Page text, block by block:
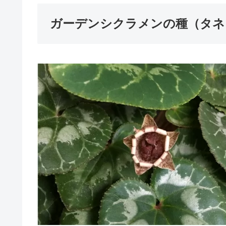
ガーデンシクラメンの種（タ